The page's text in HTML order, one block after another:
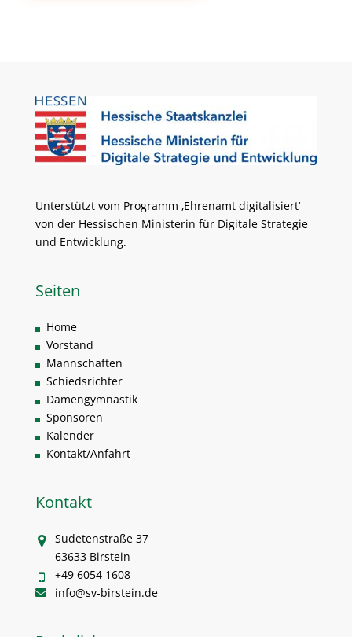
Unterstützt vom Programm ‚Ehrenamt digitalisiert‘
von der Hessischen Ministerin für Digitale Strategie
und Entwicklung.
Seiten
Home
Vorstand
Mannschaften
Schiedsrichter
Damengymnastik
Sponsoren
Kalender
Kontakt/Anfahrt
Kontakt
Sudetenstraße 37
63633 Birstein
+49 6054 1608
info@sv-birstein.de